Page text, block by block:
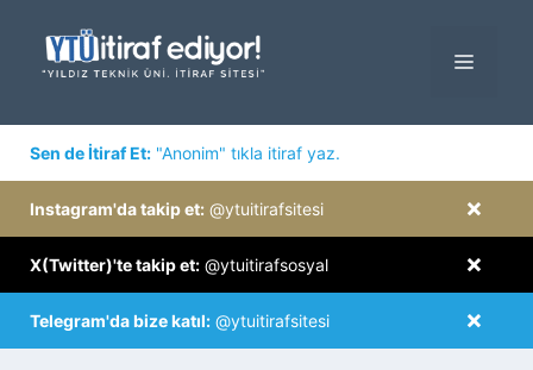
MENÜ
Sen de İtiraf Et: "Anonim" tıkla itiraf yaz.
×
Instagram'da takip et: @ytuitirafsitesi
×
X(Twitter)'te takip et: @ytuitirafsosyal
×
Telegram'da bize katıl: @ytuitirafsitesi